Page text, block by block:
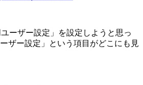
ユーザー設定」を設定しようと思っ
ザー設定」という項目がどこにも見